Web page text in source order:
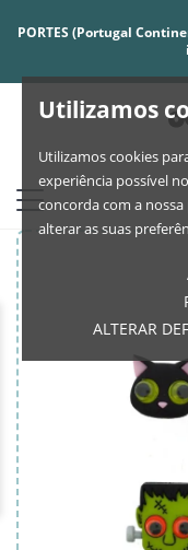
Utilizamos
Utilizamos cookies
experiência possível
concorda com a
alterar as suas
ALTERAR
PORTES (Portugal